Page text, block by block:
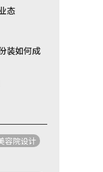
态
装如何成
容院设计